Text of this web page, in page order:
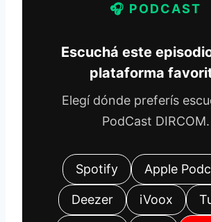
🎧 PODCAST
Escuchá este
plataforma
Elegí dónde preferís
PodCast DIRCOM.
Spotify Apple
Deezer iVoox